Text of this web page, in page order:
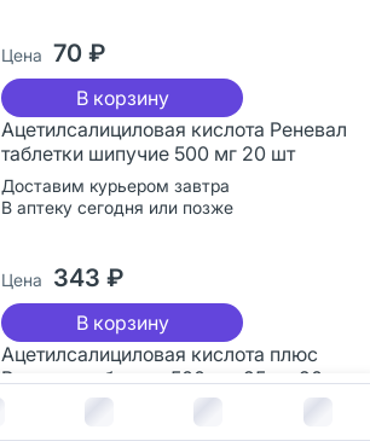
В корзину за руб.
Цена 70 ₽
В корзину
Ацетилсалициловая кислота Реневал
таблетки шипучие 500 мг 20 шт
Доставим курьером завтра
В аптеку сегодня или позже
Цена 343 ₽
В корзину
Ацетилсалициловая кислота плюс
Реневал таблетки 500 мг+25 мг 20 шт